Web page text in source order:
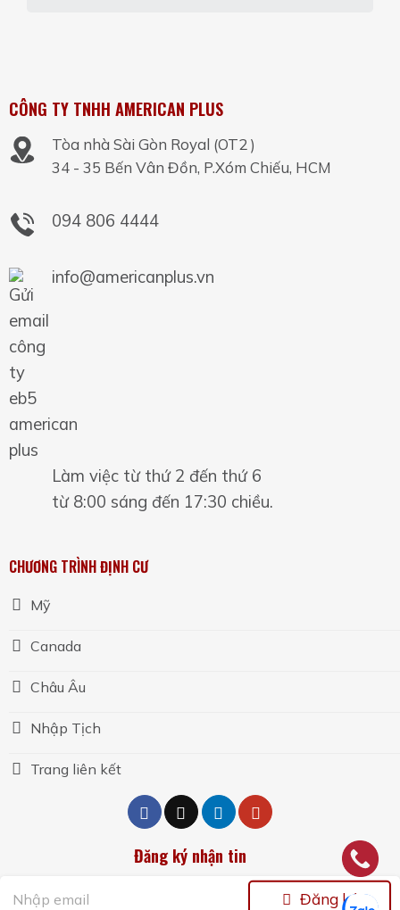
CÔNG TY TNHH AMERICAN PLUS
Tòa nhà Sài Gòn Royal (OT2 )
34 - 35 Bến Vân Đồn, P.Xóm Chiếu, HCM
094 806 4444
info@americanplus.vn
Làm việc từ thứ 2 đến thứ 6
từ 8:00 sáng đến 17:30 chiều.
CHƯƠNG TRÌNH ĐỊNH CƯ
Mỹ
Canada
Châu Âu
Nhập Tịch
Trang liên kết
Đăng ký nhận tin
Đăng ký